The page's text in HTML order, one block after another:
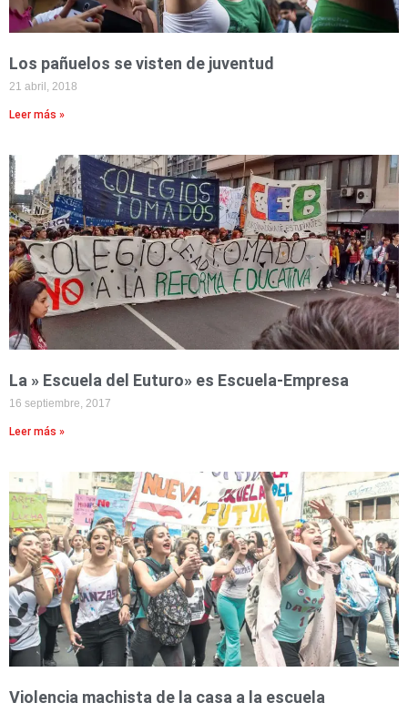
Los pañuelos se visten de juventud
21 abril, 2018
Leer más »
La » Escuela del Euturo» es Escuela-Empresa
16 septiembre, 2017
Leer más »
Violencia machista de la casa a la escuela